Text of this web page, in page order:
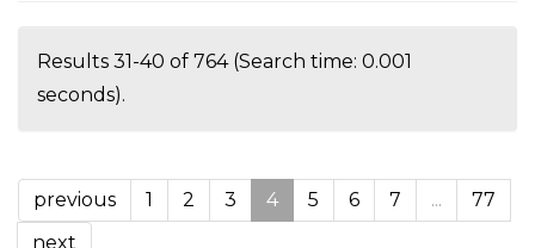
Results 31-40 of 764 (Search time: 0.001
seconds).
previous 1 2 3 4 5 6 7 ...
77
next